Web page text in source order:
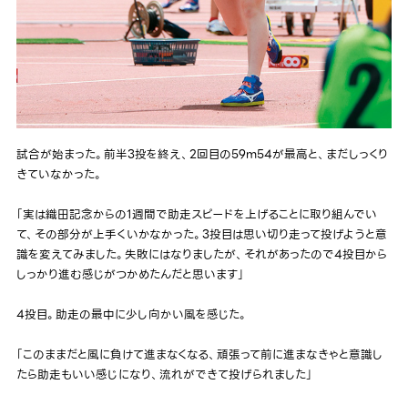
試合が始まった。前半3投を終え、2回目の59m54が最高と、まだしっくり
きていなかった。
「実は織田記念からの1週間で助走スピードを上げることに取り組んでい
て、その部分が上手くいかなかった。3投目は思い切り走って投げようと意
識を変えてみました。失敗にはなりましたが、それがあったので4投目から
しっかり進む感じがつかめたんだと思います」
4投目。助走の最中に少し向かい風を感じた。
「このままだと風に負けて進まなくなる、頑張って前に進まなきゃと意識し
たら助走もいい感じになり、流れができて投げられました」